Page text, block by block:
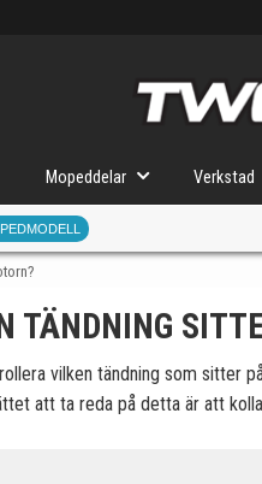
Mopeddelar Verkstad
VÄLJ
När du valt kommer
TÄNDNING
vilken tändning som
att ta reda på detta är att